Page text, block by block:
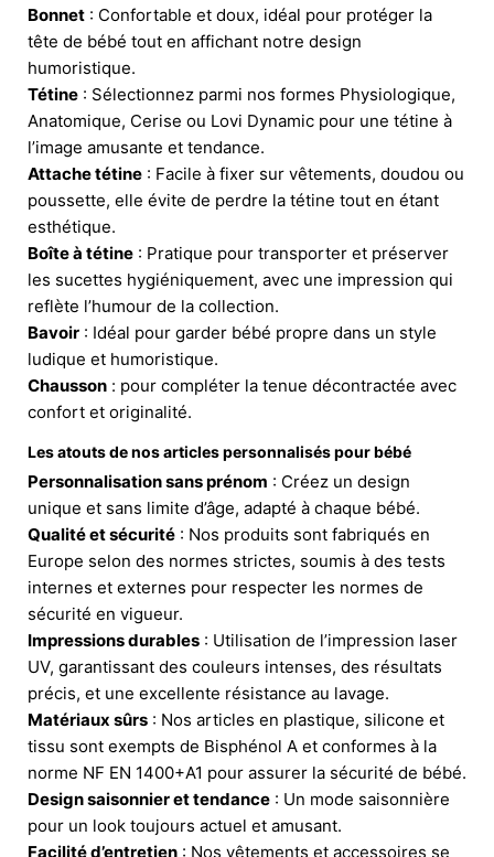
Bonnet : Confortable et doux, idéal pour protéger la
tête de bébé tout en affichant notre design
humoristique.
Tétine : Sélectionnez parmi nos formes Physiologique,
Anatomique, Cerise ou Lovi Dynamic pour une tétine à
l’image amusante et tendance.
Attache tétine : Facile à fixer sur vêtements, doudou ou
poussette, elle évite de perdre la tétine tout en étant
esthétique.
Boîte à tétine : Pratique pour transporter et préserver
les sucettes hygiéniquement, avec une impression qui
reflète l’humour de la collection.
Bavoir : Idéal pour garder bébé propre dans un style
ludique et humoristique.
Chausson : pour compléter la tenue décontractée avec
confort et originalité.
Les atouts de nos articles personnalisés pour bébé
Personnalisation sans prénom : Créez un design
unique et sans limite d’âge, adapté à chaque bébé.
Qualité et sécurité : Nos produits sont fabriqués en
Europe selon des normes strictes, soumis à des tests
internes et externes pour respecter les normes de
sécurité en vigueur.
Impressions durables : Utilisation de l’impression laser
UV, garantissant des couleurs intenses, des résultats
précis, et une excellente résistance au lavage.
Matériaux sûrs : Nos articles en plastique, silicone et
tissu sont exempts de Bisphénol A et conformes à la
norme NF EN 1400+A1 pour assurer la sécurité de bébé.
Design saisonnier et tendance : Un mode saisonnière
pour un look toujours actuel et amusant.
Facilité d’entretien : Nos vêtements et accessoires se